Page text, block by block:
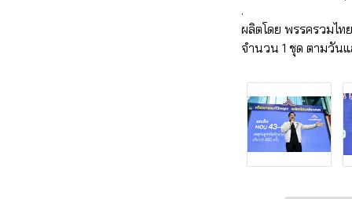
.
ผลิตโดย พรรครวมไ
จำนวน 1 ชุด ตามวัน